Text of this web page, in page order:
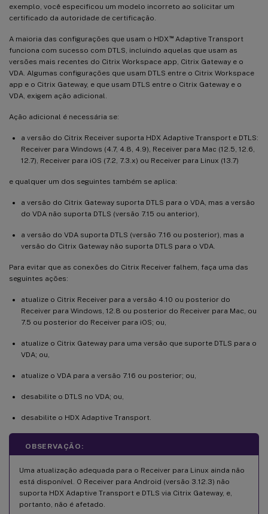
exemplo, você especificou um modelo incorreto ao solicitar um
certificado da autoridade de certificação.
A maioria das configurações que usam o HDX ™Adaptive Transport
funciona com sucesso com DTLS, incluindo aquelas que usam as
versões mais recentes do Citrix Workspace app, Citrix Gateway e o
VDA. Algumas configurações que usam DTLS entre o Citrix Workspace
app e o Citrix Gateway, e que usam DTLS entre o Citrix Gateway e o
VDA, exigem ação adicional.
Ação adicional é necessária se:
a versão do Citrix Receiver suporta HDX Adaptive Transport e DTLS:
Receiver para Windows (4.7, 4.8, 4.9), Receiver para Mac (12.5, 12.6,
12.7), Receiver para iOS (7.2, 7.3.x) ou Receiver para Linux (13.7)
e qualquer um dos seguintes também se aplica:
a versão do Citrix Gateway suporta DTLS para o VDA, mas a versão
do VDA não suporta DTLS (versão 7.15 ou anterior),
a versão do VDA suporta DTLS (versão 7.16 ou posterior), mas a
versão do Citrix Gateway não suporta DTLS para o VDA.
Para evitar que as conexões do Citrix Receiver falhem, faça uma das
seguintes ações:
atualize o Citrix Receiver para a versão 4.10 ou posterior do
Receiver para Windows, 12.8 ou posterior do Receiver para Mac, ou
7.5 ou posterior do Receiver para iOS; ou,
atualize o Citrix Gateway para uma versão que suporte DTLS para o
VDA; ou,
atualize o VDA para a versão 7.16 ou posterior; ou,
desabilite o DTLS no VDA; ou,
desabilite o HDX Adaptive Transport.
OBSERVAÇÃO:
Uma atualização adequada para o Receiver para Linux ainda não
está disponível. O Receiver para Android (versão 3.12.3) não
suporta HDX Adaptive Transport e DTLS via Citrix Gateway, e,
portanto, não é afetado.